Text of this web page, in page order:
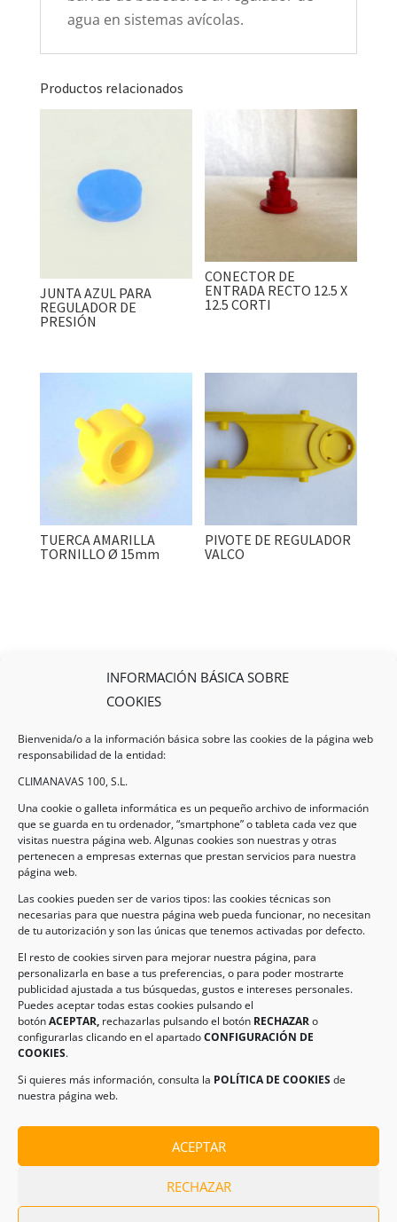
INFORMACIÓN BÁSICA SOBRE
COOKIES
Bienvenida/o a la información básica sobre las cookies de la página web
responsabilidad de la entidad:
CLIMANAVAS 100, S.L.
Una cookie o galleta informática es un pequeño archivo de información
que se guarda en tu ordenador, “smartphone” o tableta cada vez que
visitas nuestra página web. Algunas cookies son nuestras y otras
pertenecen a empresas externas que prestan servicios para nuestra
página web.
Las cookies pueden ser de varios tipos: las cookies técnicas son
necesarias para que nuestra página web pueda funcionar, no necesitan
de tu autorización y son las únicas que tenemos activadas por defecto.
El resto de cookies sirven para mejorar nuestra página, para
personalizarla en base a tus preferencias, o para poder mostrarte
publicidad ajustada a tus búsquedas, gustos e intereses personales.
Puedes aceptar todas estas cookies pulsando el
botónACEPTAR, rechazarlas pulsando el botón RECHAZARo
configurarlas clicando en el apartadoCONFIGURACIÓN DE
COOKIES.
Si quieres más información, consulta la POLÍTICA DE COOKIESde
nuestra página web.
ACEPTAR
RECHAZAR
agua en sistemas avícolas.
Productos relacionados
JUNTA AZUL PARA
REGULADOR DE
PRESIÓN
CONECTOR DE
ENTRADA RECTO 12.5 X
12.5 CORTI
TUERCA AMARILLA
TORNILLO Ø 15mm
PIVOTE DE REGULADOR
VALCO
Legal
AVISO LEGAL
POLÍTICA DE COOKIES
Información de Contacto
Dirección:
Navas de Jorquera – Albacete (España)
Tel:(+34) 967 48 22 15
Email:info@climanavas.com